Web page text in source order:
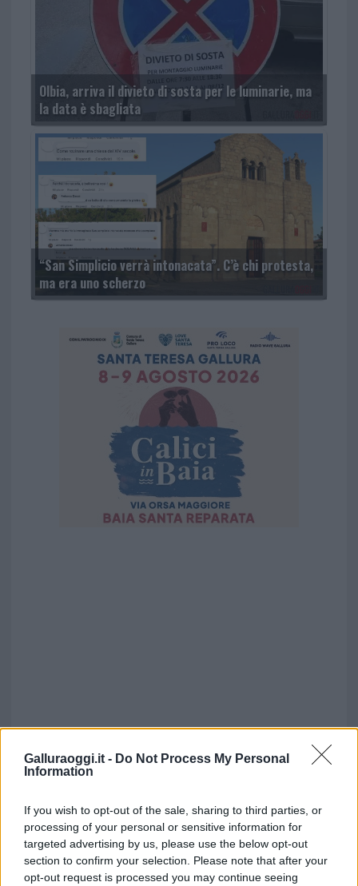
Galluraoggi.it - Do Not Process My Personal
Information
If you wish to opt-out of the sale, sharing to third parties, or
processing of your personal or sensitive information for
targeted advertising by us, please use the below opt-out
section to confirm your selection. Please note that after your
opt-out request is processed you may continue seeing
Olbia, arriva il divieto di sosta per le luminarie, ma
la data è sbagliata
“San Simplicio verrà intonacata”. C’è chi protesta,
ma era uno scherzo